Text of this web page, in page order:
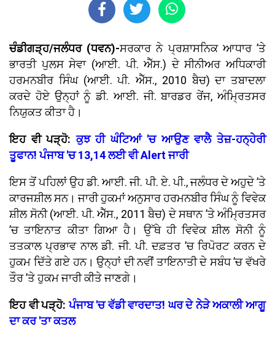
ਚੰਡੀਗੜ੍ਹ/ਜਲੰਧਰ (ਧਵਨ)-ਸਰਕਾਰ ਨੇ ਪ੍ਰਸ਼ਾਸਨਿਕ ਆਧਾਰ ’ਤੇ
ਭਾਰਤੀ ਪੁਲਸ ਸੇਵਾ (ਆਈ. ਪੀ. ਐੱਸ.) ਦੇ ਸੀਨੀਅਰ ਅਧਿਕਾਰੀ
ਹਰਮਨਬੀਰ ਸਿੰਘ (ਆਈ. ਪੀ. ਐੱਸ., 2010 ਬੈਚ) ਦਾ ਤਬਾਦਲਾ
ਕਰਦੇ ਹੋਏ ਉਨ੍ਹਾਂ ਨੂੰ ਡੀ. ਆਈ. ਜੀ. ਬਾਰਡਰ ਰੇਂਜ, ਅੰਮ੍ਰਿਤਸਰ
ਨਿਯੁਕਤ ਕੀਤਾ ਹੈ।
ਇਹ ਵੀ ਪੜ੍ਹੋ:ਕੁਝ ਹੀ ਘੰਟਿਆਂ 'ਚ ਆਉਣ ਵਾਲੈ ਤੇਜ਼-ਹਨ੍ਹੇਰੀ
ਤੂਫਾਨ! ਪੰਜਾਬ 'ਚ 13,14 ਲਈ ਵੀ Alert ਜਾਰੀ
ਇਸ ਤੋਂ ਪਹਿਲਾਂ ਉਹ ਡੀ. ਆਈ. ਜੀ. ਪੀ. ਏ. ਪੀ., ਜਲੰਧਰ ਦੇ ਅਹੁਦੇ ’ਤੇ
ਕਾਰਜਸ਼ੀਲ ਸਨ। ਜਾਰੀ ਹੁਕਮਾਂ ਅਨੁਸਾਰ ਹਰਮਨਬੀਰ ਸਿੰਘ ਨੂੰ ਵਿਵੇਕ
ਸ਼ੀਲ ਸੋਨੀ (ਆਈ. ਪੀ. ਐੱਸ., 2011 ਬੈਚ) ਦੇ ਸਥਾਨ ’ਤੇ ਅੰਮ੍ਰਿਤਸਰ
’ਚ ਤਾਇਨਾਤ ਕੀਤਾ ਗਿਆ ਹੈ। ਉੱਥੇ ਹੀ ਵਿਵੇਕ ਸ਼ੀਲ ਸੋਨੀ ਨੂੰ
ਤਤਕਾਲ ਪ੍ਰਭਾਵ ਨਾਲ ਡੀ. ਜੀ. ਪੀ. ਦਫ਼ਤਰ ’ਚ ਰਿਪੋਰਟ ਕਰਨ ਦੇ
ਹੁਕਮ ਦਿੱਤੇ ਗਏ ਹਨ। ਉਨ੍ਹਾਂ ਦੀ ਨਵੀਂ ਤਾਇਨਾਤੀ ਦੇ ਸਬੰਧ ’ਚ ਵੱਖਰੇ
ਤੌਰ ’ਤੇ ਹੁਕਮ ਜਾਰੀ ਕੀਤੇ ਜਾਣਗੇ।
ਇਹ ਵੀ ਪੜ੍ਹੋ:ਪੰਜਾਬ 'ਚ ਵੱਡੀ ਵਾਰਦਾਤ! ਘਰ ਦੇ ਨੇੜੇ ਅਕਾਲੀ ਆਗੂ
ਦਾ ਕਰ 'ਤਾ ਕਤਲ